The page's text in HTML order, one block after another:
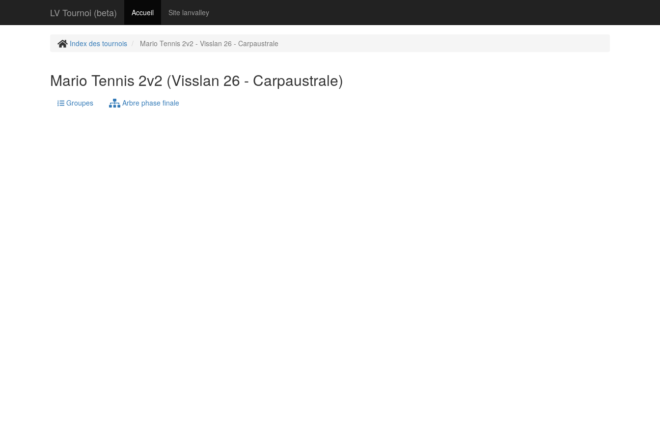
LV Tournoi (beta) Accueil Site lanvalley
Index des tournois Mario Tennis 2v2 - Visslan 26 - Carpaustrale
Mario Tennis 2v2 (Visslan 26 - Carpaustrale)
Groupes Arbre phase finale